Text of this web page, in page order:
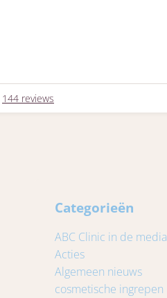
144 reviews
Categorieën
ABC Clinic in de media
Acties
Algemeen nieuws
cosmetische ingrepen